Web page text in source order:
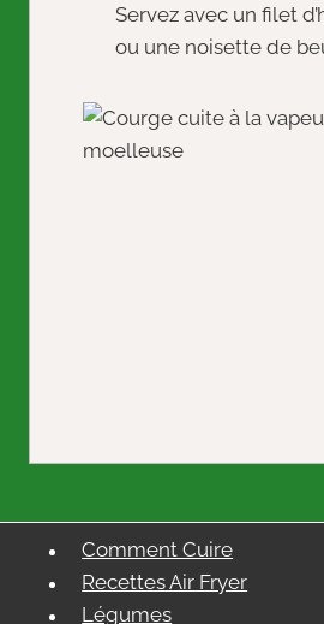
Servez avec un filet
ou une noisette de
Comment Cuire
Recettes Air Fryer
Légumes